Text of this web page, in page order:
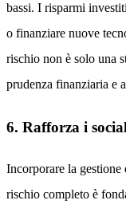
bassi. I risparmi
o finanziare nuove
rischio non è solo una
prudenza finanziaria e
6. Rafforza i
Incorporare la
rischio completo è